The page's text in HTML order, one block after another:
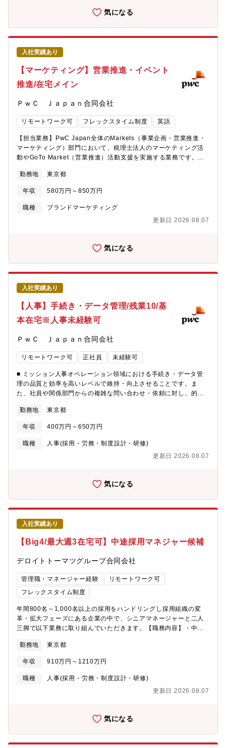
施策を自ら企画・提案し、組織づくりに主体的に貢献できま
営層との接点を持ち、人事としての市場価値を高められる環境で
多様化・高度化するビジネスニーズに応えるため、各サービスラ
インの成長を人事面から支える戦略的な増員です。複数法人を担
当するため、候補者の志向や適性に応じて最適な配属を検討しま
す。人事領域の幅広い経験を活かし、経営層と近い距離で事業成
長に貢献したい方を歓迎します。■主な業務内容担当部門のパート
ナーと短期、中期の戦略につき、HRビジネスパートナーとして付
加価値のある提案を行い、実行を支援します。・要員・人件費等
の予算策定と中期的なTalentのCapabilityの特定・Talentの特定・
各種育成施策の検討・実施・評価制度・報酬制度等の企画・運
企画立案と実行・HR関連イニシアチブ（カルチャー変革、新たな
フレームワーク（行動指針等）の導入・浸透、新HR ITシステムの
導入・浸透等）への参画・人事関連データ等の分析・課題抽出・
ドバイザリー、税理士法人、PwC Japan合同会社（コーポレート
部門）のいずれかの法人をご志向やご経験に合わせて担当してい
ただきます。■組織構成所属法人によってチームの人数規模は異な
ります。・3,000人超の法人（コンサルティング、監査法人）→チ
ザリー、税理士法人、PwC Japan合同会社（コーポレート部
人あたりの担当部門の人員は200～400名程度を目安としていま
す。【働き方】・実働7時間・コア無しフレックスタイム制度（現
い環境です。 ※管理部門の退職率も１ケタ台と、定着率も高い
ありますので、特定の専門性を高めたい人やジェネラリストとし
けます。また、人事部内や他部門横断のプロジェクト、Globalと
の共同プロジェクトに参加することでもキャリアの幅を広げてい
ただけます。■ この求人の魅力・プロフェッショナルをリードす
る経営層（パートナー）と近い距離で、事業成長に直結する人事
戦略の立案・実行に携われる・グローバルネットワークや多様な
バックグラウンドの仲間と共に、最先端の人事施策を推進でき
る・フレックス・リモート中心の柔軟な働き方と高い定着率・幅
広い人事領域を経験し、課題特定から施策実行まで一気通貫で携
われる・キャリアの選択肢が豊富で、専門性・ジェネラリスト志
向どちらも活かせる・課題特定、施策立案、施策実行、フォロー
経験できる
気になる
入社実績あり
【マーケティング】営業推進・イベント
推進/在宅メイン
ＰｗＣ Ｊａｐａｎ合同会社
リモートワーク可 フレックスタイム制度 英語
【担当業務】PwC Japan全体のMarkets（事業企画・営業推進・
マーケティング）部門において、税理士法人のマーケティング活
動やGoTo Market（営業推進）活動支援を実施する業務です。
士法人が成長を加速させる注力領域（例 国際税務、関税貿易、マ
ネージドサービス等）においてリーダーやパートナーと伴走し
て、営業推進を担っていただきます。 ・営業活動計画やターゲ
ット策定 ・活動進捗管理、会議体運営、資料作成 ・パイプラ
ランディング企画・実行税理士法人の専門性・ブランドを市場に
関係維持のためのマーケティング活動全般を企画・実施していた
だきます。税理士法人の担当者やパートナーと連携し、リード創
出からフォローまでを対応します。・オンサイト/Webセミナーの
イベントの企画/アジェンダ検討、イベント運営・参加者へのフォ
ローアップ・Webページの内容更新、コラムなどのWebコンテン
ツのドラフトの作成、作成進行管理【ポジションの魅力】・税理
士法人のパートナーと直接対話しながら「誰に・何を・どう売る
か」の施策を検討し、自身でマーケティング施策として推進して
いくことができるポジションです。・税務のプロフェッショナル
的好奇心が刺激される仕事です・「B2Bマーケティング × 営業推
進（GTM） × プロフェッショナルサービス」という横断する統合
型キャリアを築くことができます。【所属チームについて】
ーム体制で実施。Markets部門の中ではOffering & Platformとい
うチームに所属し、 他の部門担当のMarketingおよび営業推進の
メンバーと情報共有なども実施しています。日々の業務はMarkets
部門の税務担当チームとして実務をこなしつつ、税理士法人所属
仕事をしたり報告・相談をしていくことが多いポジションになり
ム制度有り、フリーアドレス等、非常に風通しの良い、働きやす
い環境です！リモートワーク可能ですが、対面のイベント（懇親
勤務地 東京都
年収 580万円～850万円
職種
ブランドマーケティング
更新日 2026.08.07
気になる
入社実績あり
【人事】手続き・データ管理/残業10/基
本在宅※人事未経験可
ＰｗＣ Ｊａｐａｎ合同会社
リモートワーク可 正社員 未経験可
■ ミッション人事オペレーション領域における手続き・データ管
理の品質と効率を高いレベルで維持・向上させることです。ま
た、社員や関係部門からの複雑な問い合わせ・依頼に対し、的確
くることです。■業務内容PwCJapanグループ各法人ごとの就業規
則や各種規程などの制度に沿って、実務に落とし込む業務となり
ます。入社後は、皆様の経験や志向に応じて以下のいずれかの業
務を2-3領域担当いただきます。業務の標準化、最適化、効率化等
社内のステークホルダーと連携しながら、プロセス構築、業務管
退職等の手続き業務およびプロセス管理2. 雇用手続き・契約業務
およびプロセス管理（対象：有期雇用・顧問・派遣）3. 人事デー
タ管理（職員の属性情報、会計士や税理士資格、在留資格情報等
の一元管理）■英語の活用シーン・全社（グループ全体）の外国籍
職員を含む方に向けた人事関連のお知らせ発信の際・外国籍社員
からの人事関連問い合わ対応の際等※AIツールを活用いただけま
す。※AIツールを活用して業務を遂行できれば問題ございませ
ん。■働き方・所定労働：7時間・フルフレックス・基本在宅・出
社は月に1～2回ほどで、ほぼリモートワーク（在宅勤務）で
す。・時間外勤務も10～20時間/月程度で、ご家庭と両立がしやす
い環境です。・基本的にペアで対応いただきます。・繁忙期：新
規の入社者が増える時期や、期末等での定年退職者の対応がある
場合になります。＜よくいただく質問＞・どういうときに出社す
るか：郵便物の確認や労基署への書類提出が発生した場合。・出
社日は決まっているか：決まっていません。ご自身の都合でご出
社いただきます。■勤務地東京・名古屋・大阪※名古屋、大阪エリ
場合もございます。※完全フルリモートワークではありません。■
（Employee Lifecycle）」に関わる人事オペレーションを一気通
に係る契約・異動手続き・データ管理を担当し、人事管理業務の
ハブとなる役割です。採用された人がスムーズに入社し、安心し
す。PwCにおける「人の動き」と「契約・データ・人事制度」を
勤務地 東京都
年収 400万円～650万円
職種
人事(採用・労務・制度設計・研修)
更新日 2026.08.07
気になる
入社実績あり
【Big4/最大週3在宅可】中途採用マネジャー候補
デロイトトーマツグループ合同会社
管理職・マネージャー経験
リモートワーク可
フレックスタイム制度
年間800名～1,000名以上の採用をハンドリングし採用組織の変
革・拡大フェーズにある企業の中で、シニアマネージャーと二人
三脚で以下業務に取り組んでいただきます。【職務内容】・中途
画・KPI設計およびPDCAの実装・ダイレクトソーシング・採用エ
ージェント・RPOベンダーの戦略的統括・事業部との連携強化お
よび採用要件の精緻化・チームメンバーの育成・マネジメント
（プレイングマネージャーとして自らも動く）・シニアマネージ
きにおいて英語を使用する場面もございます。【企業担当から見
年間1,000名程の採用をハンドリングする大手企業の中途採用業務
だからこそ、自分が設計した採用戦略や施策が、数百～数千人規
模の組織や事業成長に直結する手応えを得ることができます。・
単なるオペレーションではなく、採用計画・KPI設計からPDCA実
勤務地 東京都
年収 910万円～1210万円
職種
人事(採用・労務・制度設計・研修)
更新日 2026.08.07
気になる